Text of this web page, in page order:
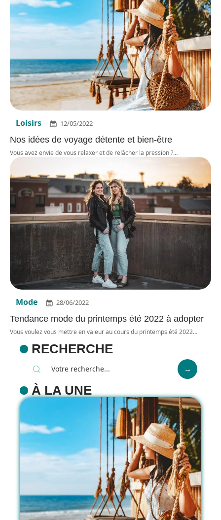
Loisirs 12/05/2022
Nos idées de voyage détente et bien-être
Vous avez envie de vous relaxer et de relâcher la pression ?…
Mode 28/06/2022
Tendance mode du printemps été 2022 à adopter
Vous voulez vous mettre en valeur au cours du printemps été 2022…
RECHERCHE
À LA UNE